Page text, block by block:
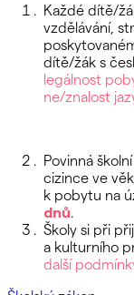
Každé dítě/
vzdělávání,
dítě/žák s
legálnost
ne/znalost
Povinná
cizince ve
k pobytu na
dnů.
Školy si při
a kulturního
další